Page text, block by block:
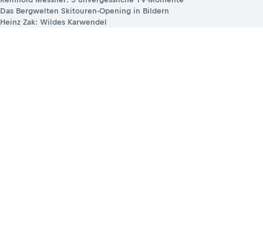
Das Bergwelten Skitouren-Opening in Bildern
Heinz Zak: Wildes Karwendel